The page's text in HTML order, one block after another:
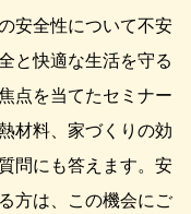
安全性について不安
と快適な生活を守る
点を当てたセミナー
材料、家づくりの効
問にも答えます。安
方は、この機会にご